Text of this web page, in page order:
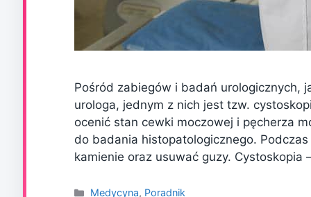
Pośród zabiegów i badań urologicznych,
urologa, jednym z nich jest tzw.
ocenić stan cewki moczowej i pęcherza
do badania histopatologicznego.
kamienie oraz usuwać guzy. Cystoskopia
Kategorie
Medycyna, Poradnik